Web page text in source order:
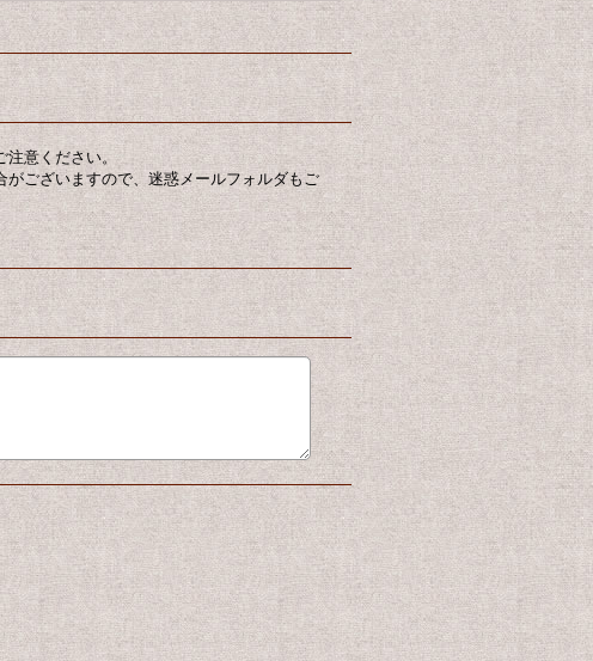
注意ください。
ございますので、迷惑メールフォルダもご